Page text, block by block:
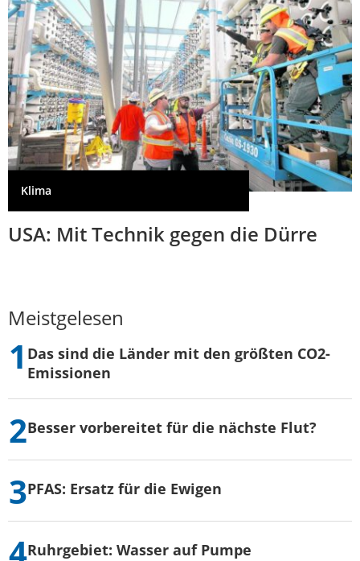
Klima
USA: Mit Technik gegen die Dürre
Meistgelesen
Das sind die Länder mit den größten CO2-
Emissionen
Besser vorbereitet für die nächste Flut?
PFAS: Ersatz für die Ewigen
Ruhrgebiet: Wasser auf Pumpe